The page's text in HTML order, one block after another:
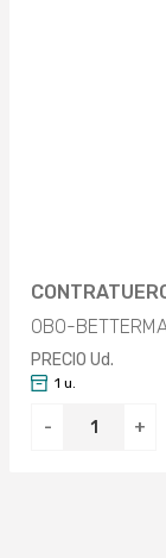
OBO-
PRECIO Ud.
- +
1 u.